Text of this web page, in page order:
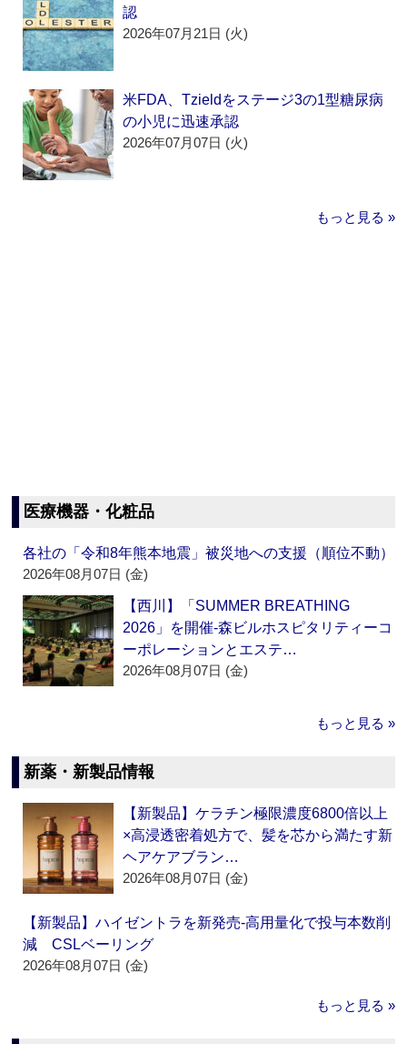
認
2026年07月21日 (火)
米FDA、Tzieldをステージ3の1型糖尿病
の小児に迅速承認
2026年07月07日 (火)
もっと見る »
医療機器・化粧品
各社の「令和8年熊本地震」被災地への支援（順位不動）
2026年08月07日 (金)
【西川】「SUMMER BREATHING
2026」を開催‐森ビルホスピタリティーコ
ーポレーションとエステ…
2026年08月07日 (金)
もっと見る »
新薬・新製品情報
【新製品】ケラチン極限濃度6800倍以上
×高浸透密着処方で、髪を芯から満たす新
ヘアケアブラン…
2026年08月07日 (金)
【新製品】ハイゼントラを新発売‐高用量化で投与本数削
減 CSLベーリング
2026年08月07日 (金)
もっと見る »